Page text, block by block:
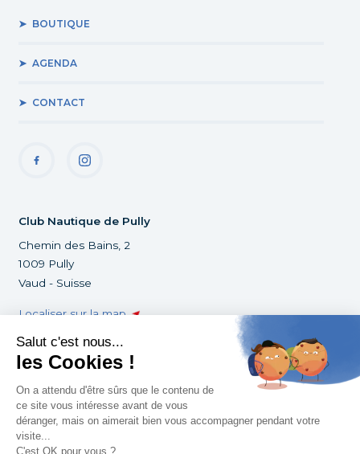
BOUTIQUE
AGENDA
CONTACT
Club Nautique de Pully
Chemin des Bains, 2
1009 Pully
Vaud - Suisse
Localiser sur la map
+41 21 729 88 03
infoclub@cnpully.ch
©Club Nautique de Pully 2022